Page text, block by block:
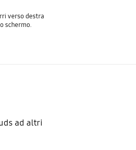
verso destra
schermo.
ad altri